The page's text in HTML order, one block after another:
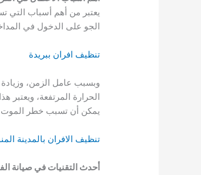
يعتبر من أهم أسباب التي
الجو على الدخول في
تنظيف افران ببريدة
وبسبب عامل الزمن،
الحرارة المرتفعة،
يمكن أن تسبب خطر الموت
تنظيف الافران بالمدينة
أحدث التقنيات في صيانة